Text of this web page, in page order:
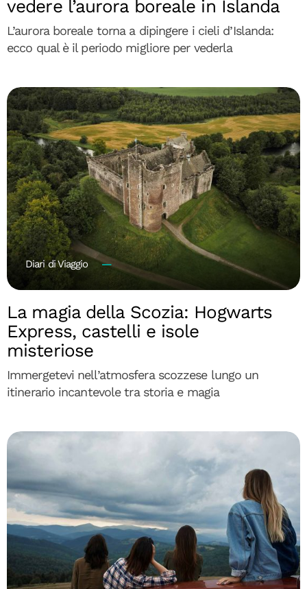
vedere l’aurora boreale in Islanda
L’aurora boreale torna a dipingere i cieli d’Islanda:
ecco qual è il periodo migliore per vederla
Diari di Viaggio
La magia della Scozia: Hogwarts
Express, castelli e isole
misteriose
Immergetevi nell’atmosfera scozzese lungo un
itinerario incantevole tra storia e magia